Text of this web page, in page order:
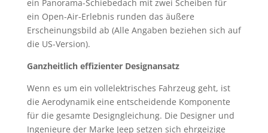
ein Panorama-Schiebedach mit zwei Scheiben für
ein Open-Air-Erlebnis runden das äußere
Erscheinungsbild ab (Alle Angaben beziehen sich auf
die US-Version).
Ganzheitlich effizienter Designansatz
Wenn es um ein vollelektrisches Fahrzeug geht, ist
die Aerodynamik eine entscheidende Komponente
für die gesamte Designgleichung. Die Designer und
Ingenieure der Marke Jeep setzen sich ehrgeizige